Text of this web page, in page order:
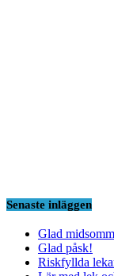
Senaste inläggen
Glad
Glad påsk!
Riskfyllda